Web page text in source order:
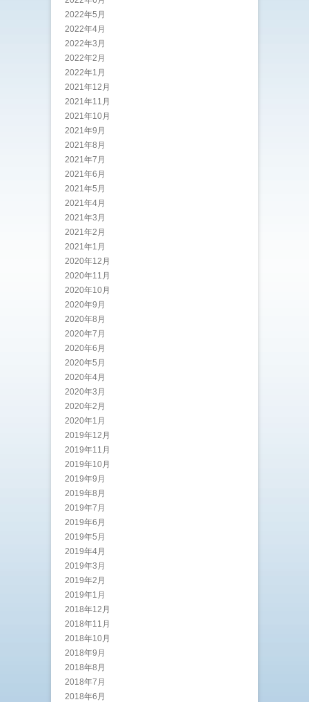
2022年5月
2022年4月
2022年3月
2022年2月
2022年1月
2021年12月
2021年11月
2021年10月
2021年9月
2021年8月
2021年7月
2021年6月
2021年5月
2021年4月
2021年3月
2021年2月
2021年1月
2020年12月
2020年11月
2020年10月
2020年9月
2020年8月
2020年7月
2020年6月
2020年5月
2020年4月
2020年3月
2020年2月
2020年1月
2019年12月
2019年11月
2019年10月
2019年9月
2019年8月
2019年7月
2019年6月
2019年5月
2019年4月
2019年3月
2019年2月
2019年1月
2018年12月
2018年11月
2018年10月
2018年9月
2018年8月
2018年7月
2018年6月